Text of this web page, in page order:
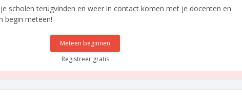
je scholen terugvinden en weer in contact komen met je docenten en
begin meteen!
Meteen beginnen
Registreer gratis